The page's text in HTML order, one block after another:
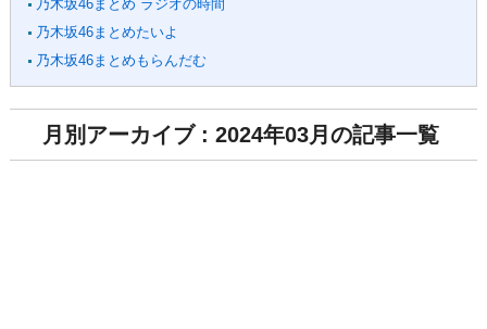
乃木坂46まとめ ラジオの時間
乃木坂46まとめたいよ
乃木坂46まとめもらんだむ
月別アーカイブ : 2024年03月の記事一覧